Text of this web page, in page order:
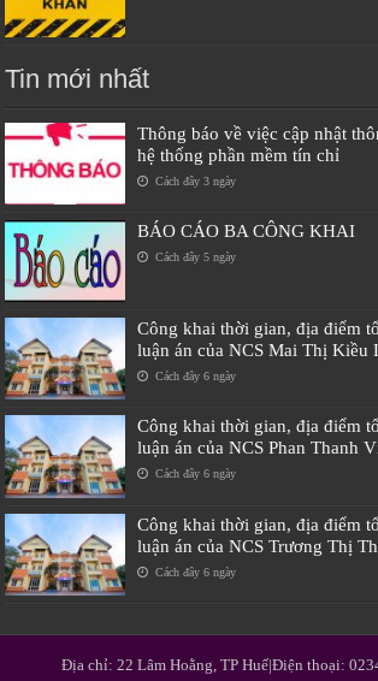
Tin mới nhất
Thông báo về việc cập nhật
hệ thống phần mềm tín chỉ
Cách đây 3 ngày
BÁO CÁO BA CÔNG KHAI
Cách đây 5 ngày
Công khai thời gian, địa điểm
luận án của NCS Mai Thị Kiều
Cách đây 6 ngày
Công khai thời gian, địa điểm
luận án của NCS Phan Thanh
Cách đây 6 ngày
Công khai thời gian, địa điểm
luận án của NCS Trương Thị
Cách đây 6 ngày
Địa chỉ: 22 Lâm Hoằng, TP Huế|Điện thoại: